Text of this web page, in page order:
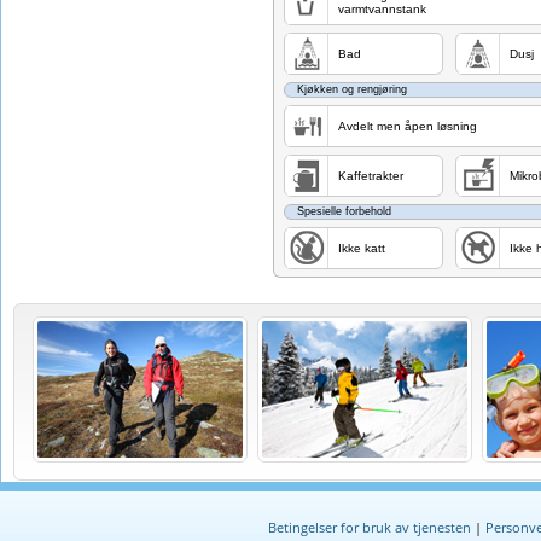
varmtvannstank
Bad Dusj
Kjøkken og rengjøring
Avdelt men åpen løsning
Kaffetrakter
Spesielle forbehold
Ikke katt Ikke
Betingelser for bruk av tjenesten |